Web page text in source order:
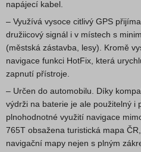
napájecí kabel.
– Využívá vysoce citlivý GPS
družiicový signál i v místech s
(městská zástavba, lesy). Kromě
navigace funkci HotFix, která
zapnutí přístroje.
– Určen do automobilu. Díky
výdrži na baterie je ale použitelný i
plnohodnotné využití navigace
765T obsažena turistická mapa
navigační mapy nejen s plným